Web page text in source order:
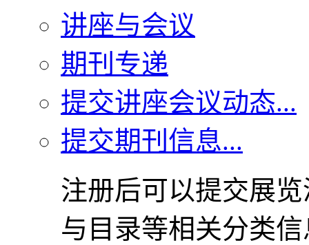
讲座与会议
期刊专递
提交讲座会议动态...
提交期刊信息...
注册后可以提交展
与目录等相关分类